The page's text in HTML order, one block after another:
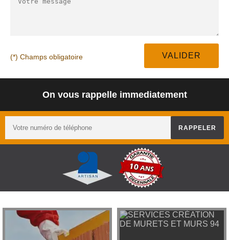
(*) Champs obligatoire
On vous rappelle immediatement